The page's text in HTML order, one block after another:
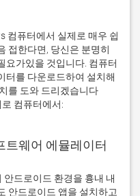
컴퓨터에서 실제로 매우 쉽
접한다면, 당신은 분명히
요가있을 것입니다. 컴퓨터
터를 다운로드하여 설치해
를 도와 드리겠습니다
컴퓨터에서:
트웨어 에뮬레이터
드로이드 환경을 흉내 내
안드로이드 앱을 설치하고